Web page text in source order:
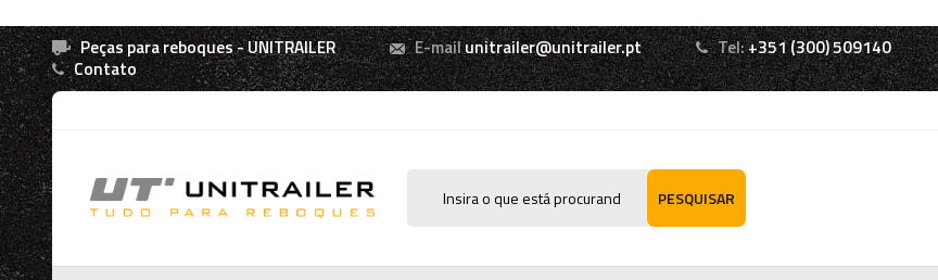
Peças para reboques - UNITRAILER E-mailunitrailer@unitrailer.pt Tel:+351 (300) 509140
Contato
PESQUISAR